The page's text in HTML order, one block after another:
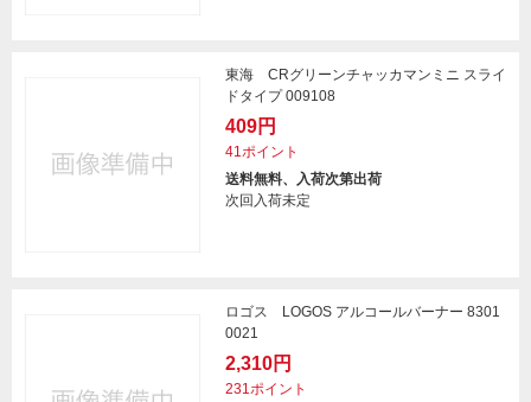
東海 CRグリーンチャッカマンミニ スライ
ドタイプ 009108
409円
41ポイント
送料無料、入荷次第出荷
次回入荷未定
ロゴス LOGOS アルコールバーナー 8301
0021
2,310円
231ポイント